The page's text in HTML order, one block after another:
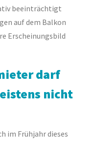
beeinträchtigt
auf dem Balkon
Erscheinungsbild
darf
nicht
im Frühjahr dieses